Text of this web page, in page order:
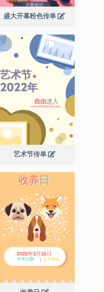
盛大开幕粉色传单
艺术节传单